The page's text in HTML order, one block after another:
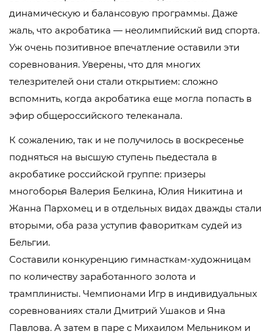
динамическую и балансовую программы. Даже
жаль, что акробатика — неолимпийский вид спорта.
Уж очень позитивное впечатление оставили эти
соревнования. Уверены, что для многих
телезрителей они стали открытием: сложно
вспомнить, когда акробатика еще могла попасть в
эфир общероссийского телеканала.
К сожалению, так и не получилось в воскресенье
подняться на высшую ступень пьедестала в
акробатике российской группе: призеры
многоборья Валерия Белкина, Юлия Никитина и
Жанна Пархомец и в отдельных видах дважды стали
вторыми, оба раза уступив фавориткам судей из
Бельгии.
Составили конкуренцию гимнасткам-художницам
по количеству заработанного золота и
трамплинисты. Чемпионами Игр в индивидуальных
соревнованиях стали Дмитрий Ушаков и Яна
Павлова. А затем в паре с Михаилом Мельником и